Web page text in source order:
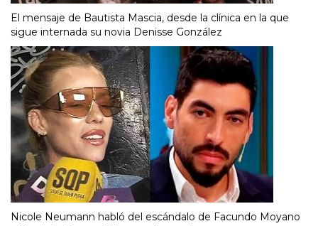
El mensaje de Bautista Mascia, desde la clínica en la que
sigue internada su novia Denisse González
Nicole Neumann habló del escándalo de Facundo Moyano